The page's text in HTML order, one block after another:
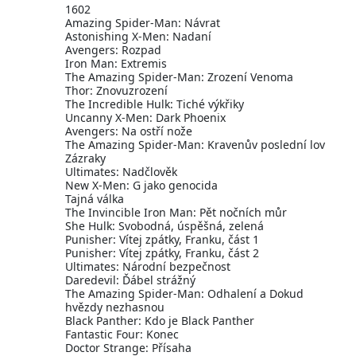
1602
Amazing Spider-Man: Návrat
Astonishing X-Men: Nadaní
Avengers: Rozpad
Iron Man: Extremis
The Amazing Spider-Man: Zrození Venoma
Thor: Znovuzrození
The Incredible Hulk: Tiché výkřiky
Uncanny X-Men: Dark Phoenix
Avengers: Na ostří nože
The Amazing Spider-Man: Kravenův poslední lov
Zázraky
Ultimates: Nadčlověk
New X-Men: G jako genocida
Tajná válka
The Invincible Iron Man: Pět nočních můr
She Hulk: Svobodná, úspěšná, zelená
Punisher: Vítej zpátky, Franku, část 1
Punisher: Vítej zpátky, Franku, část 2
Ultimates: Národní bezpečnost
Daredevil: Ďábel strážný
The Amazing Spider-Man: Odhalení a Dokud
hvězdy nezhasnou
Black Panther: Kdo je Black Panther
Fantastic Four: Konec
Doctor Strange: Přísaha